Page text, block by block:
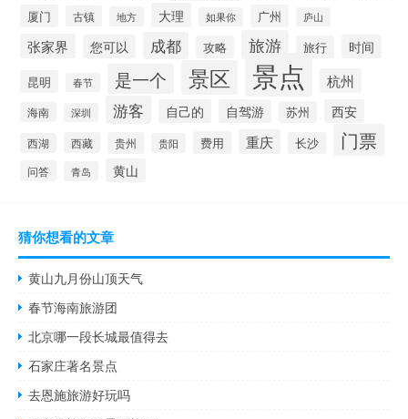
厦门
古镇 地方 大理 如果你 广州 庐山
张家界 您可以 成都 攻略 旅游 旅行 时间
昆明 春节 是一个 景区 景点 杭州
海南 深圳 游客 自己的 自驾游 苏州 西安
西湖 西藏 贵州 贵阳 费用 重庆 长沙 门票
问答 青岛 黄山
猜你想看的文章
黄山九月份山顶天气
春节海南旅游团
北京哪一段长城最值得去
石家庄著名景点
去恩施旅游好玩吗